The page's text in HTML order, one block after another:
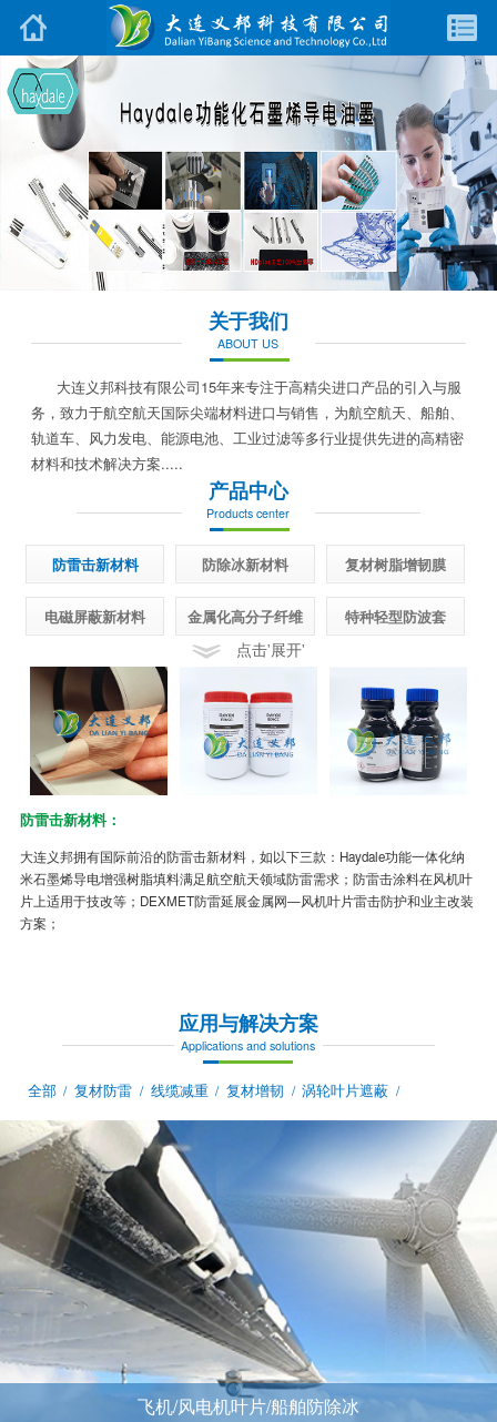
关于我们
ABOUT US
大连义邦科技有限公司15年来专注于高精尖进口产品的引入与服
务，致力于航空航天国际尖端材料进口与销售，为航空航天、船舶、
轨道车、风力发电、能源电池、工业过滤等多行业提供先进的高精密
材料和技术解决方案.....
产品中心
Products center
防雷击新材料 防除冰新材料 复材树脂增韧膜
电磁屏蔽新材料 金属化高分子纤维 特种轻型防波套
点击'展开'
防雷击新材料：
大连义邦拥有国际前沿的防雷击新材料，如以下三款：Haydale功能一体化纳
米石墨烯导电增强树脂填料满足航空航天领域防雷需求；防雷击涂料在风机叶
片上适用于技改等；DEXMET防雷延展金属网—风机叶片雷击防护和业主改装
方案；
应用与解决方案
Applications and solutions
全部 / 复材防雷 / 线缆减重 / 复材增韧 / 涡轮叶片遮蔽 /
飞机/风电机叶片/船舶防除冰